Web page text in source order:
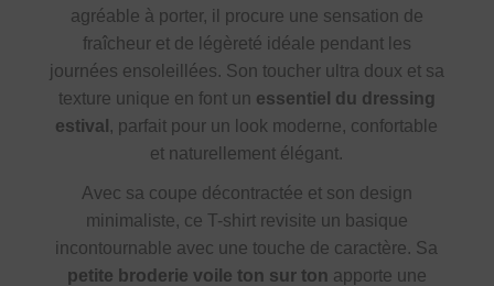
agréable à porter, il procure une sensation de
fraîcheur et de légèreté idéale pendant les
journées ensoleillées. Son toucher ultra doux et sa
texture unique en font un essentiel du dressing
estival , parfait pour un look moderne, confortable
et naturellement élégant.
Avec sa coupe décontractée et son design
minimaliste, ce T-shirt revisite un basique
incontournable avec une touche de caractère. Sa
petite broderie voile ton sur ton apporte une